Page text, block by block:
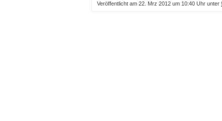
Veröffentlicht am 22. Mrz 2012 um 10:40 Uhr unter